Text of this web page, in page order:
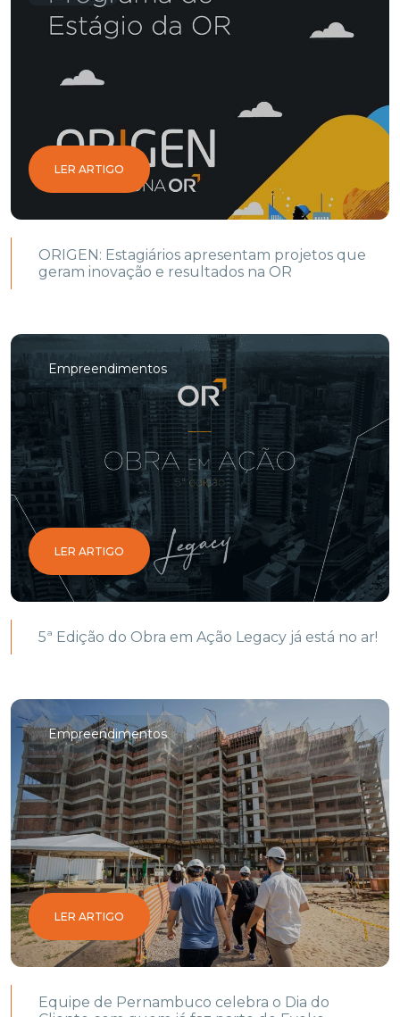
LER ARTIGO
ORIGEN: Estagiários apresentam projetos que
geram inovação e resultados na OR
Empreendimentos
LER ARTIGO
5ª Edição do Obra em Ação Legacy já está no ar!
Empreendimentos
LER ARTIGO
Equipe de Pernambuco celebra o Dia do